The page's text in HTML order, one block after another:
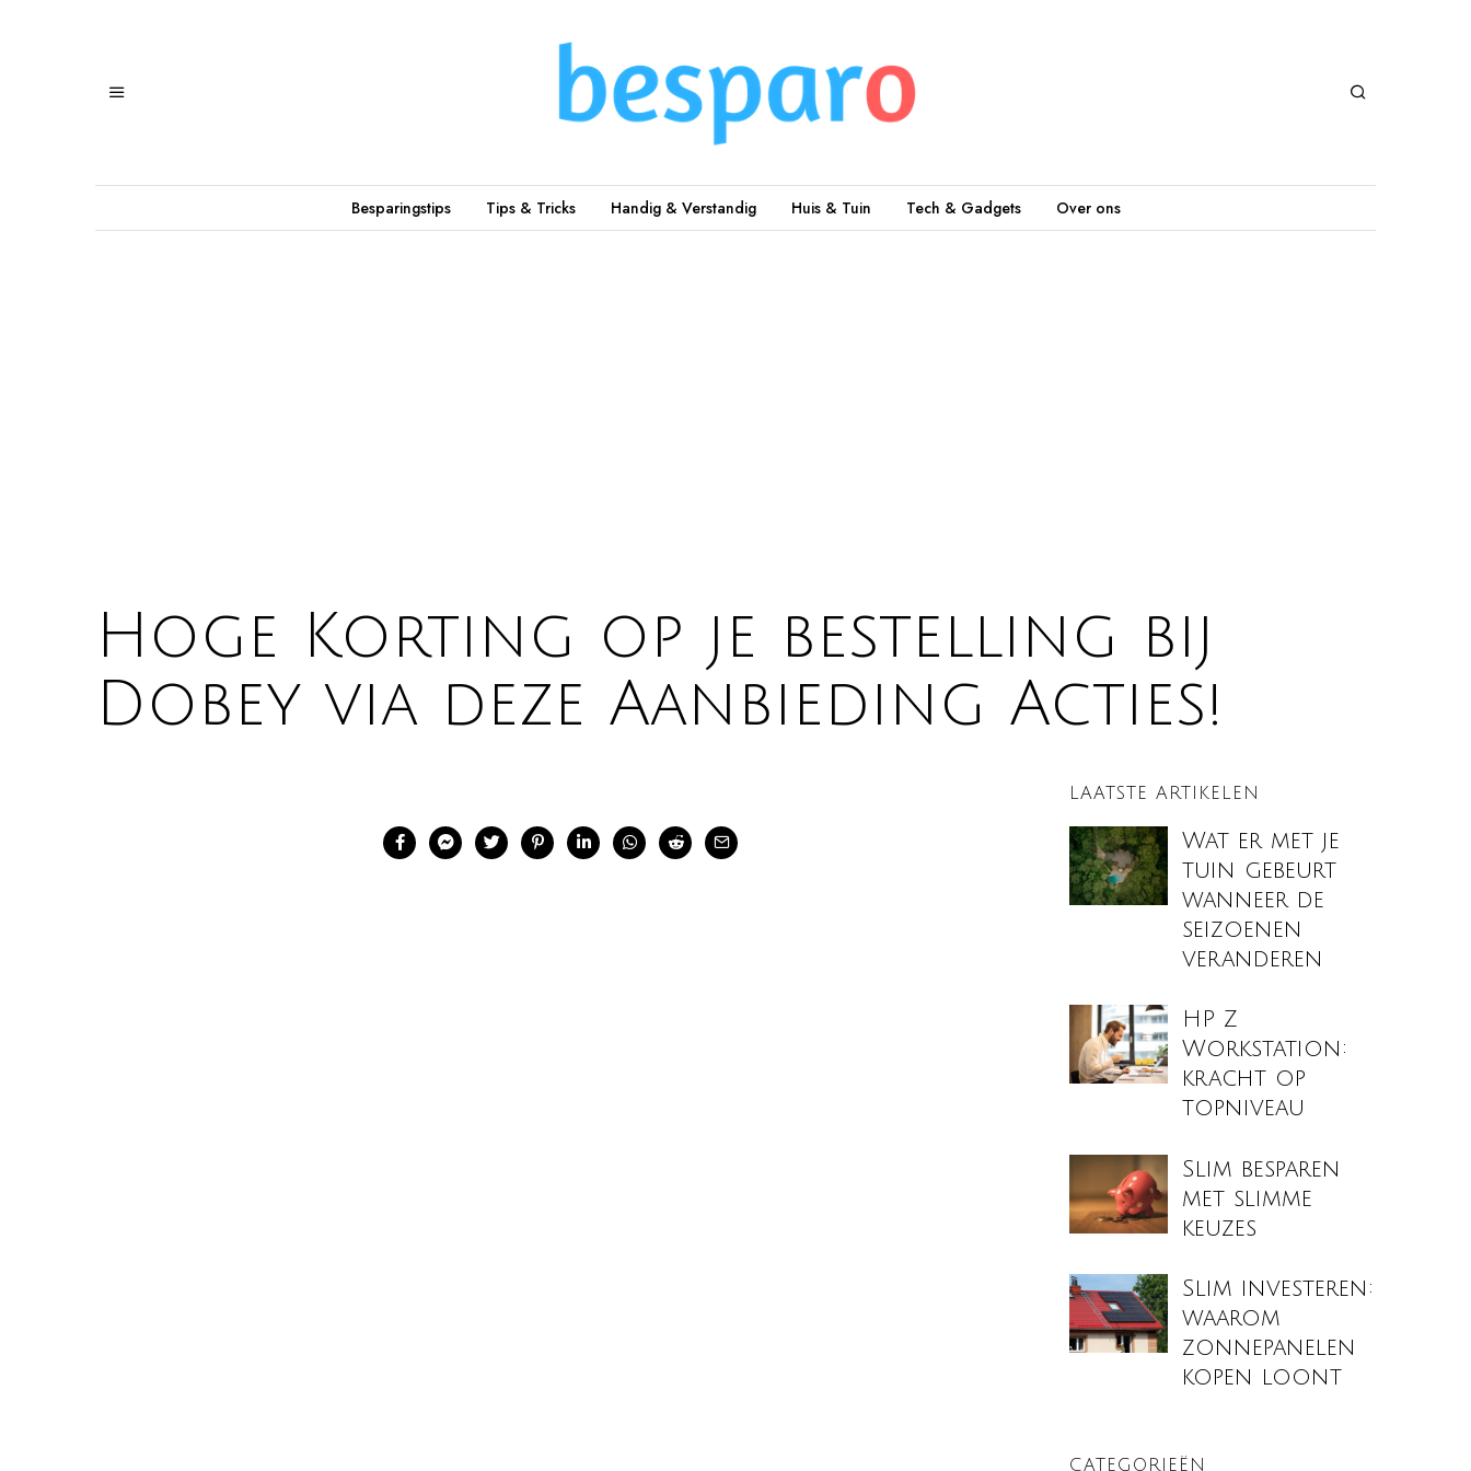
Besparingstips Tips & Tricks Handig & Verstandig Huis & Tuin Tech & Gadgets Over ons
Hoge Korting op je bestelling bij
Dobey via deze Aanbieding Acties!
LAATSTE ARTIKELEN
Wat er met je
tuin gebeurt
wanneer de
seizoenen
veranderen
HP Z
Workstation:
kracht op
topniveau
Slim besparen
met slimme
keuzes
Slim investeren:
waarom
zonnepanelen
kopen loont
CATEGORIEËN